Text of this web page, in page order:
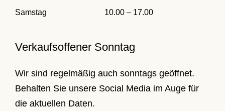
Samstag
10.00 – 17.00
Verkaufsoffener Sonntag
Wir sind regelmäßig auch sonntags geöffnet.
Behalten Sie unsere Social Media im Auge für
die aktuellen Daten.